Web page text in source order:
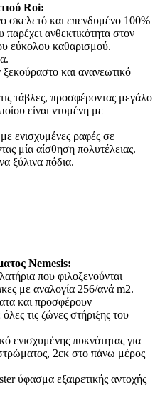
Roi:
σκελετό και επενδυμένο 100%
ανθεκτικότητα στον
εύκολου καθαρισμού.
ξεκούραστο και ανανεωτικό
τάβλες, προσφέροντας μεγάλο
είναι ντυμένη με
ενισχυμένες ραφές σε
μία αίσθηση πολυτέλειας.
ξύλινα πόδια.
Nemesis:
που φιλοξενούνται
με αναλογία 256/ανά m2.
και προσφέρουν
τις ζώνες στήριξης του
ενισχυμένης πυκνότητας για
2εκ στο πάνω μέρος
ύφασμα εξαιρετικής αντοχής